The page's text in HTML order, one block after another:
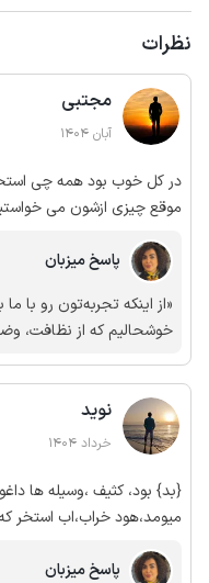
نظرات
مجتبی
آبان 1404
در کل خوب بود همه چی
موقع چیزی ازشون می
روش ننشستیم که شاید بشکنه
نیازه .
پاسخ میزبان
«از اینکه تجربه‌تون رو با
خوشحالیم که از نظافت،
باعث می‌شه کیفیت اقامتگاه
بازبینی قرار گرفته و
بعدی تجربه راحت‌تری داشته
نوید
خرداد 1404
{بد} بود، کثیف ،وسیله ها
میومد،هود خراب،اب استخر
بود حیف پول،درها توری
پاسخ میزبان